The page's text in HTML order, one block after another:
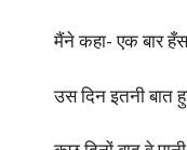
मैंने कहा- एक बार
उस दिन इतनी बात